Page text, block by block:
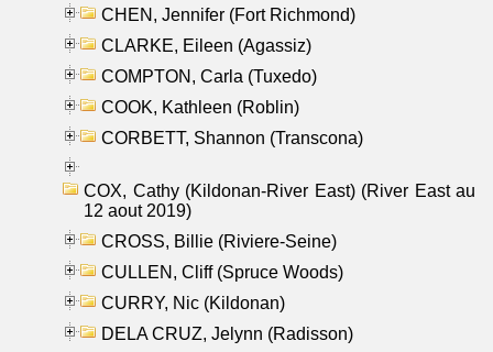
CHEN, Jennifer (Fort Richmond)
CLARKE, Eileen (Agassiz)
COMPTON, Carla (Tuxedo)
COOK, Kathleen (Roblin)
CORBETT, Shannon (Transcona)
COX, Cathy (Kildonan-River East) (River East au
12 aout 2019)
CROSS, Billie (Riviere-Seine)
CULLEN, Cliff (Spruce Woods)
CURRY, Nic (Kildonan)
DELA CRUZ, Jelynn (Radisson)